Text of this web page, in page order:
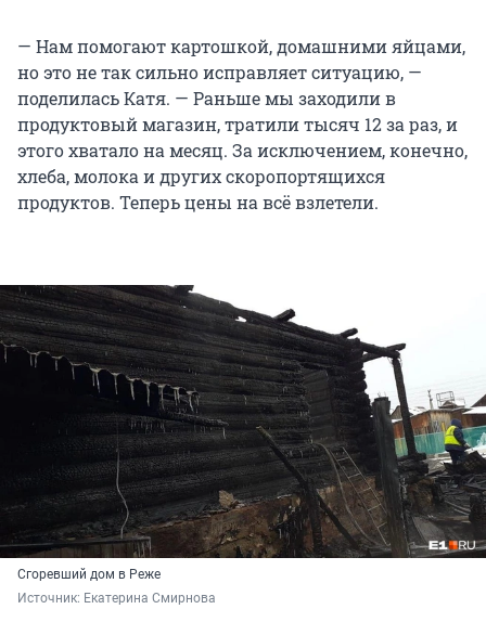
— Нам помогают картошкой, домашними яйцами,
но это не так сильно исправляет ситуацию, —
поделилась Катя. — Раньше мы заходили в
продуктовый магазин, тратили тысяч 12 за раз, и
этого хватало на месяц. За исключением, конечно,
хлеба, молока и других скоропортящихся
продуктов. Теперь цены на всё взлетели.
Сгоревший дом в Реже
Источник: Екатерина Смирнова